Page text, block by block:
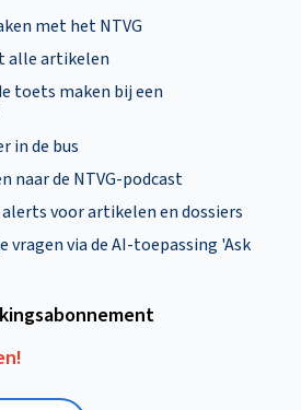
met het NTVG
alle artikelen
toets maken bij een
in de bus
naar de NTVG-podcast
voor artikelen en dossiers
vragen via de AI-toepassing 'Ask